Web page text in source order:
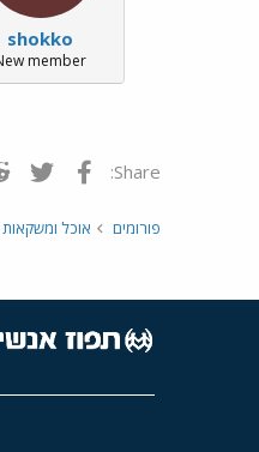
shokko
member
Share: פייסבוק
פורומים אוכל ומשקאות